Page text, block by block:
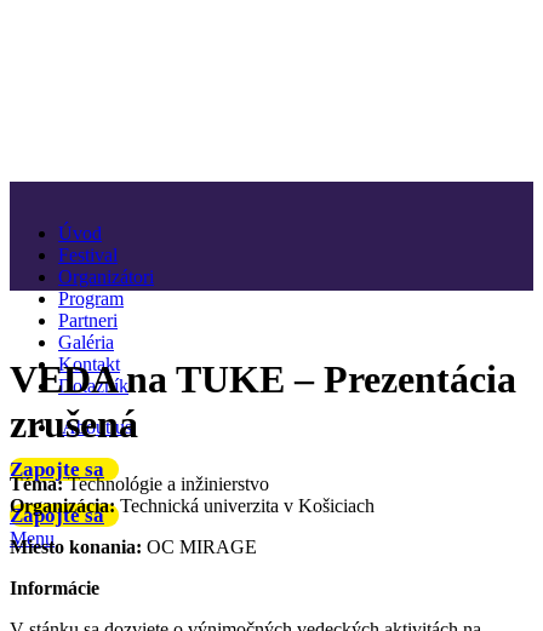
Úvod
Festival
Organizátori
Program
Partneri
Galéria
Kontakt
Dotazník
About us
Zapojte sa
Zapojte sa
Menu
VEDA na TUKE – Prezentácia
zrušená
Téma:Technológie a inžinierstvo
Organizácia:Technická univerzita v Košiciach
Miesto konania: OC MIRAGE
Informácie